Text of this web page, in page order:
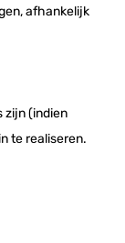
afhankelijk
zijn (indien
te realiseren.